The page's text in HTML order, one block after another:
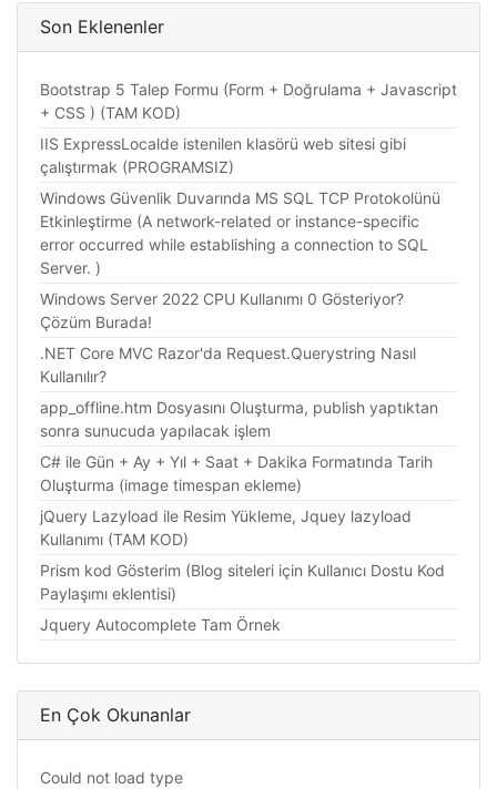
Son Eklenenler
Bootstrap 5 Talep Formu (Form + Doğrulama + Javascript
+ CSS ) (TAM KOD)
IIS ExpressLocalde istenilen klasörü web sitesi gibi
çalıştırmak (PROGRAMSIZ)
Windows Güvenlik Duvarında MS SQL TCP Protokolünü
Etkinleştirme (A network-related or instance-specific
error occurred while establishing a connection to SQL
Server. )
Windows Server 2022 CPU Kullanımı 0 Gösteriyor?
Çözüm Burada!
.NET Core MVC Razor'da Request.Querystring Nasıl
Kullanılır?
app_offline.htm Dosyasını Oluşturma, publish yaptıktan
sonra sunucuda yapılacak işlem
C# ile Gün + Ay + Yıl + Saat + Dakika Formatında Tarih
Oluşturma (image timespan ekleme)
jQuery Lazyload ile Resim Yükleme, Jquey lazyload
Kullanımı (TAM KOD)
Prism kod Gösterim (Blog siteleri için Kullanıcı Dostu Kod
Paylaşımı eklentisi)
Jquery Autocomplete Tam Örnek
En Çok Okunanlar
Could not load type